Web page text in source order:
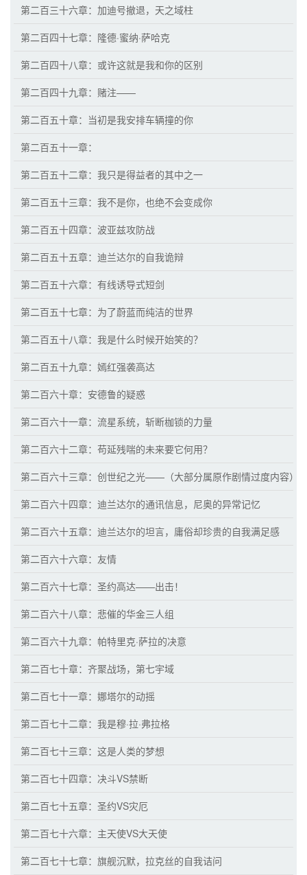
第二百三十六章：加迪号撤退，天之域柱
第二百四十七章：隆德·蜜纳·萨哈克
第二百四十八章：或许这就是我和你的区别
第二百四十九章：赌注——
第二百五十章：当初是我安排车辆撞的你
第二百五十一章：
第二百五十二章：我只是得益者的其中之一
第二百五十三章：我不是你，也绝不会变成你
第二百五十四章：波亚兹攻防战
第二百五十五章：迪兰达尔的自我诡辩
第二百五十六章：有线诱导式短剑
第二百五十七章：为了蔚蓝而纯洁的世界
第二百五十八章：我是什么时候开始笑的？
第二百五十九章：嫣红强袭高达
第二百六十章：安德鲁的疑惑
第二百六十一章：流星系统，斩断枷锁的力量
第二百六十二章：苟延残喘的未来要它何用？
第二百六十三章：创世纪之光——（大部分属原作剧情过度内容）
第二百六十四章：迪兰达尔的通讯信息，尼奥的异常记忆
第二百六十五章：迪兰达尔的坦言，庸俗却珍贵的自我满足感
第二百六十六章：友情
第二百六十七章：圣约高达——出击！
第二百六十八章：悲催的华金三人组
第二百六十九章：帕特里克·萨拉的决意
第二百七十章：齐聚战场，第七宇域
第二百七十一章：娜塔尔的动摇
第二百七十二章：我是穆·拉·弗拉格
第二百七十三章：这是人类的梦想
第二百七十四章：决斗VS禁断
第二百七十五章：圣约VS灾厄
第二百七十六章：主天使VS大天使
第二百七十七章：旗舰沉默，拉克丝的自我诘问